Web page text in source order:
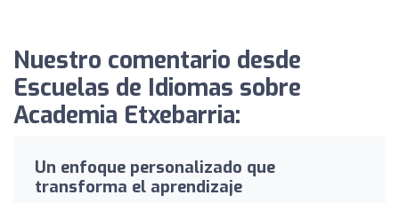
Nuestro comentario desde
Escuelas de Idiomas sobre
Academia Etxebarria:
Un enfoque personalizado que
transforma el aprendizaje